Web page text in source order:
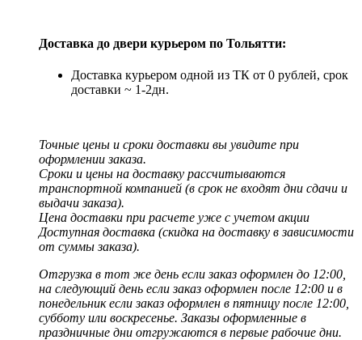
Доставка до двери курьером по Тольятти:
Доставка курьером одной из ТК от 0 рублей, срок
доставки ~ 1-2дн.
Точные цены и сроки доставки вы увидите при
оформлении заказа.
Сроки и цены на доставку рассчитываются
транспортной компанией (в срок не входят дни сдачи и
выдачи заказа).
Цена доставки при расчете уже с учетом акции
Доступная доставка (скидка на доставку в зависимости
от суммы заказа).
Отгрузка в тот же день если заказ оформлен до 12:00,
на следующий день если заказ оформлен после 12:00 и в
понедельник если заказ оформлен в пятницу после 12:00,
субботу или воскресенье. Заказы оформленные в
праздничные дни отгружаются в первые рабочие дни.